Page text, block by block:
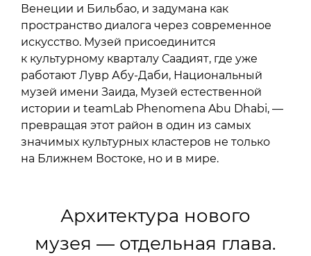
Венеции и Бильбао, и задумана как
пространство диалога через современное
искусство. Музей присоединится
к культурному кварталу Саадият, где уже
работают Лувр Абу-Даби, Национальный
музей имени Заида, Музей естественной
истории и teamLab Phenomena Abu Dhabi, —
превращая этот район в один из самых
значимых культурных кластеров не только
на Ближнем Востоке, но и в мире.
Архитектура нового
музея — отдельная глава.